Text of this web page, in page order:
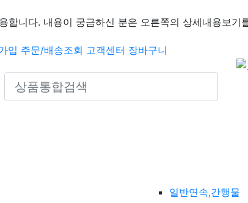
합니다. 내용이 궁금하신 분은 오른쪽의 상세내용보기
입 주문/배송조회 고객센터 장바구니
Search icons
일반연속,간행물